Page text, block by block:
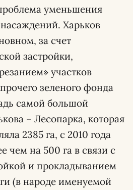
уменьшения
Харьков
за счет
застройки,
участков
зеленого фонда
самой большой
– Лесопарка, которая
2385 га, с 2010 года
чем на 500 га в связи с
и прокладыванием
(в народе именуемой